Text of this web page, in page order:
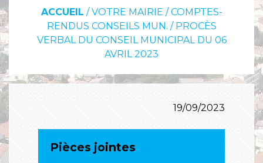
ACCUEIL /VOTRE MAIRIE /COMPTES-
RENDUS CONSEILS MUN. / PROCÈS
VERBAL DU CONSEIL MUNICIPAL DU 06
AVRIL 2023
19/09/2023
Pièces jointes